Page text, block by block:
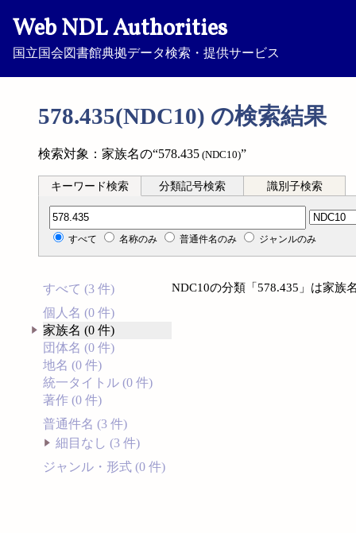
Web NDL Authorities
国立国会図書館典拠データ検索・提供サービス
578.435(NDC10) の検索結果
検索対象：家族名の“578.435 (NDC10)”
キーワード検索 分類記号検索 識別子検索
分類記号検索
すべて 名称のみ 普通件名のみ ジャンルのみ
すべて (3 件)
個人名 (0 件)
家族名 (0 件)
団体名 (0 件)
地名 (0 件)
統一タイトル (0 件)
著作 (0 件)
普通件名 (3 件)
細目なし (3 件)
ジャンル・形式 (0 件)
NDC10の分類「578.435」は家族